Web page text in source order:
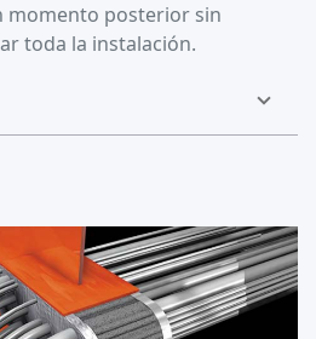
momento posterior sin
toda la instalación.